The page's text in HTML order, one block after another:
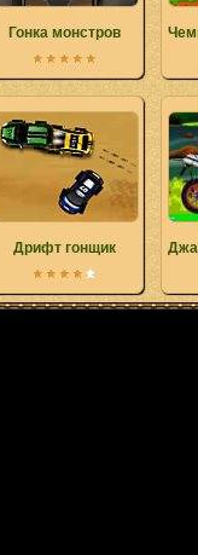
Гонка монстров
Дрифт гонщик